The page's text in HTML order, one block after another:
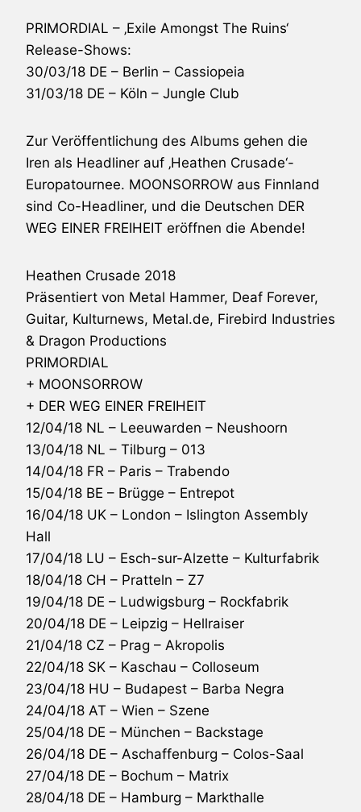
PRIMORDIAL – ‚Exile Amongst The Ruins‘
Release-Shows:
30/03/18 DE – Berlin – Cassiopeia
31/03/18 DE – Köln – Jungle Club
Zur Veröffentlichung des Albums gehen die
Iren als Headliner auf ‚Heathen Crusade‘-
Europatournee. MOONSORROW aus Finnland
sind Co-Headliner, und die Deutschen DER
WEG EINER FREIHEIT eröffnen die Abende!
Heathen Crusade 2018
Präsentiert von Metal Hammer, Deaf Forever,
Guitar, Kulturnews, Metal.de, Firebird Industries
& Dragon Productions
PRIMORDIAL
+ MOONSORROW
+ DER WEG EINER FREIHEIT
12/04/18 NL – Leeuwarden – Neushoorn
13/04/18 NL – Tilburg – 013
14/04/18 FR – Paris – Trabendo
15/04/18 BE – Brügge – Entrepot
16/04/18 UK – London – Islington Assembly
Hall
17/04/18 LU – Esch-sur-Alzette – Kulturfabrik
18/04/18 CH – Pratteln – Z7
19/04/18 DE – Ludwigsburg – Rockfabrik
20/04/18 DE – Leipzig – Hellraiser
21/04/18 CZ – Prag – Akropolis
22/04/18 SK – Kaschau – Colloseum
23/04/18 HU – Budapest – Barba Negra
24/04/18 AT – Wien – Szene
25/04/18 DE – München – Backstage
26/04/18 DE – Aschaffenburg – Colos-Saal
27/04/18 DE – Bochum – Matrix
28/04/18 DE – Hamburg – Markthalle